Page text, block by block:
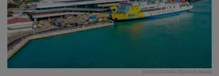
KEMENTERIAN PERHUBUNGAN